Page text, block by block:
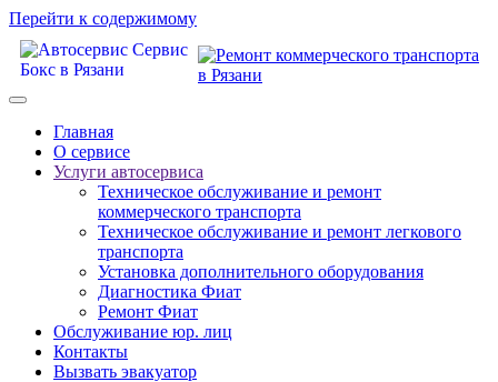
Перейти к содержимому
Главная
О сервисе
Услуги автосервиса
Техническое обcлуживание и ремонт
коммерческого транспорта
Техническое обcлуживание и ремонт легкового
транспорта
Установка дополнительного оборудования
Диагностика Фиат
Ремонт Фиат
Обслуживание юр. лиц
Контакты
Вызвать эвакуатор